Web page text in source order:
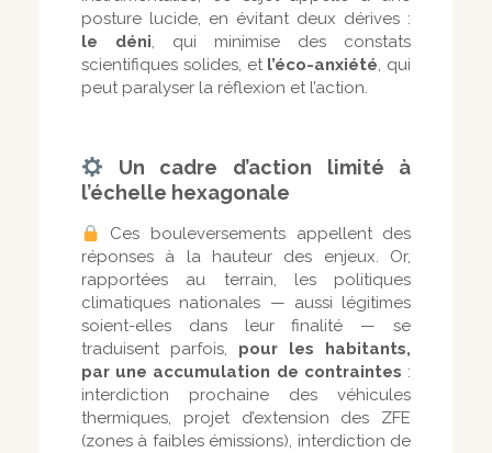
posture lucide, en évitant deux dérives :
le déni, qui minimise des constats
scientifiques solides, et l’éco-anxiété, qui
peut paralyser la réflexion et l’action.
Un cadre d’action limité à
l’échelle hexagonale
Ces bouleversements appellent des
réponses à la hauteur des enjeux. Or,
rapportées au terrain, les politiques
climatiques nationales — aussi légitimes
soient-elles dans leur finalité — se
traduisent parfois, pour les habitants,
par une accumulation de contraintes :
interdiction prochaine des véhicules
thermiques, projet d’extension des ZFE
(zones à faibles émissions), interdiction de